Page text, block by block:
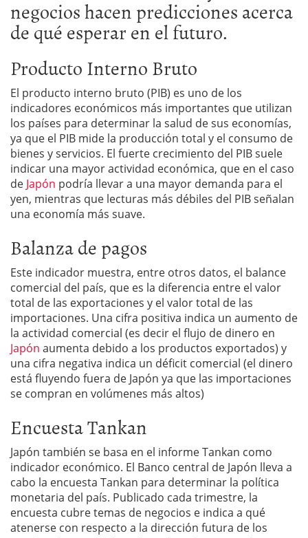
negocios hacen predicciones acerca
de qué esperar en el futuro.
Producto Interno Bruto
El producto interno bruto (PIB) es uno de los
indicadores económicos más importantes que utilizan
los países para determinar la salud de sus economías,
ya que el PIB mide la producción total y el consumo de
bienes y servicios. El fuerte crecimiento del PIB suele
indicar una mayor actividad económica, que en el caso
de Japón podría llevar a una mayor demanda para el
yen, mientras que lecturas más débiles del PIB señalan
una economía más suave.
Balanza de pagos
Este indicador muestra, entre otros datos, el balance
comercial del país, que es la diferencia entre el valor
total de las exportaciones y el valor total de las
importaciones. Una cifra positiva indica un aumento de
la actividad comercial (es decir el flujo de dinero en
Japón aumenta debido a los productos exportados) y
una cifra negativa indica un déficit comercial (el dinero
está fluyendo fuera de Japón ya que las importaciones
se compran en volúmenes más altos)
Encuesta Tankan
Japón también se basa en el informe Tankan como
indicador económico. El Banco central de Japón lleva a
cabo la encuesta Tankan para determinar la política
monetaria del país. Publicado cada trimestre, la
encuesta cubre temas de negocios e indica a qué
atenerse con respecto a la dirección futura de los